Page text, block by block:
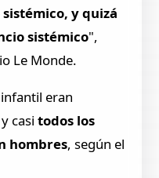
y quizá
sistémico",
Le Monde.
eran
casitodos los
hombres, según el